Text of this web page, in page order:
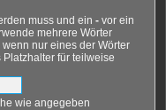
muss und ein - vor ein
mehrere Wörter
nur eines der Wörter
für teilweise
wie angegeben